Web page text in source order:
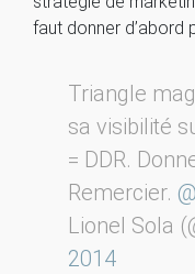
faut donner d’abord
Triangle
sa visibilité
= DDR.
Remercier.
Lionel Sola
2014